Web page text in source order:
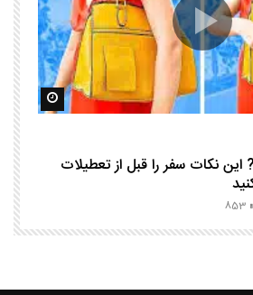
مشاهده
نکات سفر را قبل از تعطیلات
853